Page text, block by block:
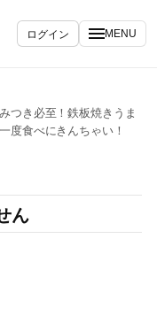
ログイン MENU
つき必至！鉄板焼きうま
度食べにきんちゃい！
ん